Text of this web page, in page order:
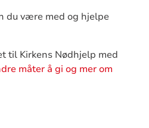
du være med og hjelpe
til Kirkens Nødhjelp med
måter å gi og mer om